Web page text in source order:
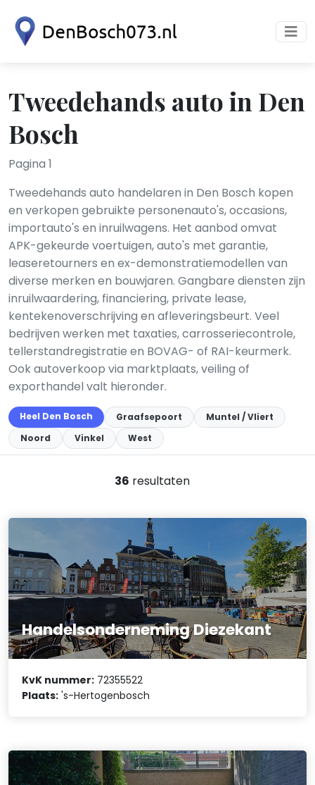
Tweedehands auto in Den
Bosch
Pagina 1
Tweedehands auto handelaren in Den Bosch kopen
en verkopen gebruikte personenauto's, occasions,
importauto's en inruilwagens. Het aanbod omvat
APK-gekeurde voertuigen, auto's met garantie,
leaseretourners en ex-demonstratiemodellen van
diverse merken en bouwjaren. Gangbare diensten zijn
inruilwaardering, financiering, private lease,
kentekenoverschrijving en afleveringsbeurt. Veel
bedrijven werken met taxaties, carrosseriecontrole,
tellerstandregistratie en BOVAG- of RAI-keurmerk.
Ook autoverkoop via marktplaats, veiling of
exporthandel valt hieronder.
Heel Den Bosch Graafsepoort
Muntel / Vliert
Noord
Vinkel West
36 resultaten
Handelsonderneming Diezekant
KvK nummer: 72355522
Plaats: 's-Hertogenbosch